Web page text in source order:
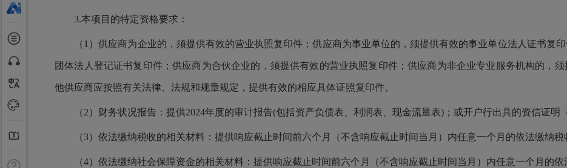
3.本项目的特定资格要求：
（1）供应商为企业的，须提供有效的营业执照复印件；供应商为事业单位的，须提供有效的事业单位法人证书复
团体法人登记证书复印件；供应商为合伙企业的，须提供有效的营业执照复印件；供应商为非企业专业服务机构的，
他供应商应按照有关法律、法规和规章规定，提供有效的相应具体证照复印件。
（2）财务状况报告：提供2024年度的审计报告(包括资产负债表、利润表、现金流量表)；或开户行出具的资信证明
（3）依法缴纳税收的相关材料：提供响应截止时间前六个月（不含响应截止时间当月）内任意一个月的依法缴纳税
（4）依法缴纳社会保障资金的相关材料：提供响应截止时间前六个月（不含响应截止时间当月）内任意一个月的依